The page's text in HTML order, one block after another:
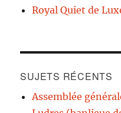
Royal Quiet de
SUJETS RÉCENTS
Assemblée